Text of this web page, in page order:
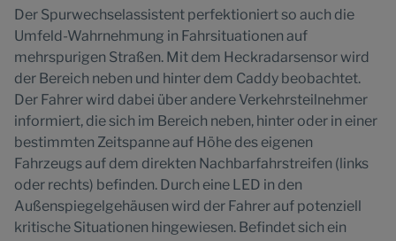
Der Spurwechselassistent perfektioniert so auch die
Umfeld-Wahrnehmung in Fahrsituationen auf
mehrspurigen Straßen. Mit dem Heckradarsensor wird
der Bereich neben und hinter dem Caddy beobachtet.
Der Fahrer wird dabei über andere Verkehrsteilnehmer
informiert, die sich im Bereich neben, hinter oder in einer
bestimmten Zeitspanne auf Höhe des eigenen
Fahrzeugs auf dem direkten Nachbarfahrstreifen (links
oder rechts) befinden. Durch eine LED in den
Außenspiegelgehäusen wird der Fahrer auf potenziell
kritische Situationen hingewiesen. Befindet sich ein